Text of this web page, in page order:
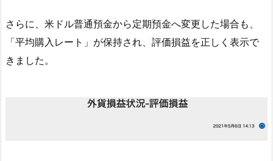
さらに、米ドル普通預金から定期預金へ変更した場合も、
「平均購入レート」が保持され、評価損益を正しく表示で
きました。